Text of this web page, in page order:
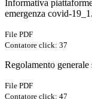
Informativa
emergenza covid-
File PDF
Contatore click: 37
Regolamento
File PDF
Contatore click: 47